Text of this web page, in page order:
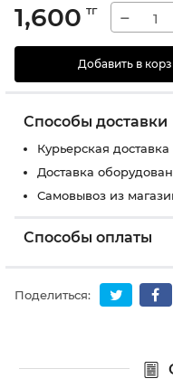
1,600 тг −
Добавить в
Способы доставки
Курьерская доставка
Доставка
Самовывоз из
Способы оплаты
Поделиться: